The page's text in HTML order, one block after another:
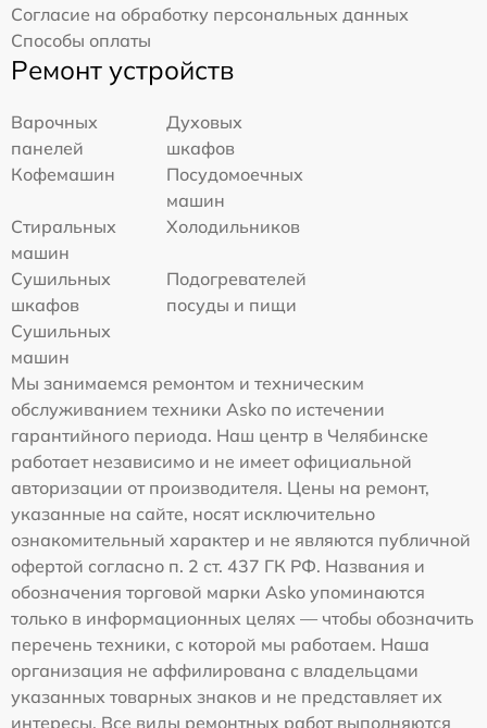
Согласие на обработку персональных данных
Способы оплаты
Ремонт устройств
Варочных
панелей
Духовых
шкафов
Кофемашин
Посудомоечных
машин
Стиральных
машин
Холодильников
Сушильных
шкафов
Подогревателей
посуды и пищи
Сушильных
машин
Мы занимаемся ремонтом и техническим
обслуживанием техники Asko по истечении
гарантийного периода. Наш центр в Челябинске
работает независимо и не имеет официальной
авторизации от производителя. Цены на ремонт,
указанные на сайте, носят исключительно
ознакомительный характер и не являются публичной
офертой согласно п. 2 ст. 437 ГК РФ. Названия и
обозначения торговой марки Asko упоминаются
только в информационных целях — чтобы обозначить
перечень техники, с которой мы работаем. Наша
организация не аффилирована с владельцами
указанных товарных знаков и не представляет их
интересы. Все виды ремонтных работ выполняются